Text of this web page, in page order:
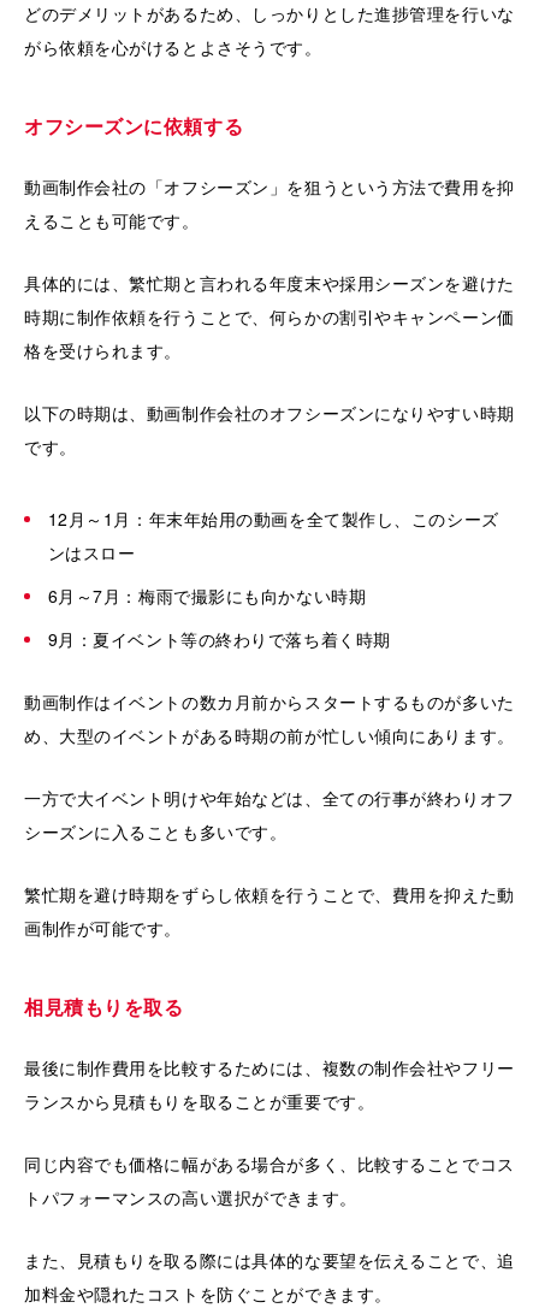
どのデメリットがあるため、しっかりとした進捗管理を行いな
がら依頼を心がけるとよさそうです。
オフシーズンに依頼する
動画制作会社の「オフシーズン」を狙うという方法で費用を抑
えることも可能です。
具体的には、繁忙期と言われる年度末や採用シーズンを避けた
時期に制作依頼を行うことで、何らかの割引やキャンペーン価
格を受けられます。
以下の時期は、動画制作会社のオフシーズンになりやすい時期
です。
12月～1月：年末年始用の動画を全て製作し、このシーズ
ンはスロー
6月～7月：梅雨で撮影にも向かない時期
9月：夏イベント等の終わりで落ち着く時期
動画制作はイベントの数カ月前からスタートするものが多いた
め、大型のイベントがある時期の前が忙しい傾向にあります。
一方で大イベント明けや年始などは、全ての行事が終わりオフ
シーズンに入ることも多いです。
繁忙期を避け時期をずらし依頼を行うことで、費用を抑えた動
画制作が可能です。
相見積もりを取る
最後に制作費用を比較するためには、複数の制作会社やフリー
ランスから見積もりを取ることが重要です。
同じ内容でも価格に幅がある場合が多く、比較することでコス
トパフォーマンスの高い選択ができます。
また、見積もりを取る際には具体的な要望を伝えることで、追
加料金や隠れたコストを防ぐことができます。